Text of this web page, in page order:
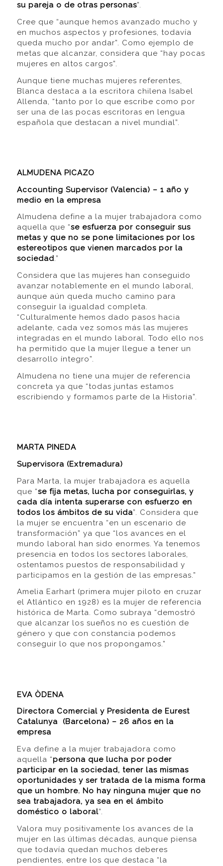
su pareja o de otras personas”.
Cree que “aunque hemos avanzado mucho y
en muchos aspectos y profesiones, todavía
queda mucho por andar”. Como ejemplo de
metas que alcanzar, considera que “hay pocas
mujeres en altos cargos”.
Aunque tiene muchas mujeres referentes,
Blanca destaca a la escritora chilena Isabel
Allenda, “tanto por lo que escribe como por
ser una de las pocas escritoras en lengua
española que destacan a nivel mundial”.
ALMUDENA PICAZO
Accounting Supervisor (Valencia) – 1 año y
medio en la empresa
Almudena define a la mujer trabajadora como
aquella que “se esfuerza por conseguir sus
metas y que no se pone limitaciones por los
estereotipos que vienen marcados por la
sociedad.”
Considera que las mujeres han conseguido
avanzar notablemente en el mundo laboral,
aunque aún queda mucho camino para
conseguir la igualdad completa.
“Culturalmente hemos dado pasos hacia
adelante, cada vez somos más las mujeres
integradas en el mundo laboral. Todo ello nos
ha permitido que la mujer llegue a tener un
desarrollo íntegro”.
Almudena no tiene una mujer de referencia
concreta ya que “todas juntas estamos
escribiendo y formamos parte de la Historia”.
MARTA PINEDA
Supervisora (Extremadura)
Para Marta, la mujer trabajadora es aquella
que “se fija metas, lucha por conseguirlas, y
cada día intenta superarse con esfuerzo en
todos los ámbitos de su vida”. Considera que
la mujer se encuentra “en un escenario de
transformación” ya que “los avances en el
mundo laboral han sido enormes. Ya tenemos
presencia en todos los sectores laborales,
ostentamos puestos de responsabilidad y
participamos en la gestión de las empresas.”
Amelia Earhart (primera mujer piloto en cruzar
el Atlántico en 1928) es la mujer de referencia
histórica de Marta. Como subraya “demostró
que alcanzar los sueños no es cuestión de
género y que con constancia podemos
conseguir lo que nos propongamos.”
EVA ÒDENA
Directora Comercial y Presidenta de Eurest
Catalunya (Barcelona) – 26 años en la
empresa
Eva define a la mujer trabajadora como
aquella “persona que lucha por poder
participar en la sociedad, tener las mismas
oportunidades y ser tratada de la misma forma
que un hombre. No hay ninguna mujer que no
sea trabajadora, ya sea en el ámbito
doméstico o laboral”.
Valora muy positivamente los avances de la
mujer en las últimas décadas, aunque piensa
que todavía quedan muchos deberes
pendientes, entre los que destaca “la